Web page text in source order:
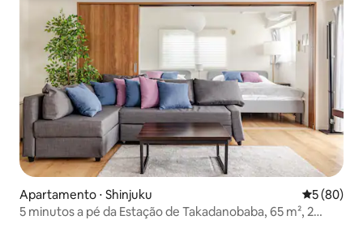
Apartamento ⋅ Shinjuku 5 de uma
5 (80)
5 minutos a pé da Estação de Takadanobaba, 65 m², 2